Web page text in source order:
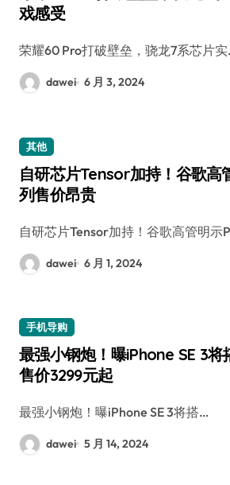
戏感受
荣耀60 Pro打破壁垒，骁龙7系芯片
dawei 6 月 3, 2024
其他
自研芯片Tensor加持！谷歌高
列售价昂贵
自研芯片Tensor加持！谷歌高管明示
dawei 6 月 1, 2024
手机导购
最强小钢炮！曝iPhone SE 3将
售价3299元起
最强小钢炮！曝iPhone SE 3将搭…
dawei 5 月 14, 2024